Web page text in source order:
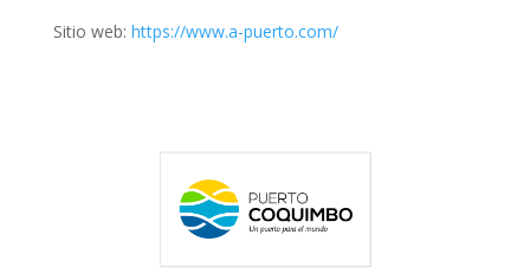
Sitio web: https://www.a-puerto.com/